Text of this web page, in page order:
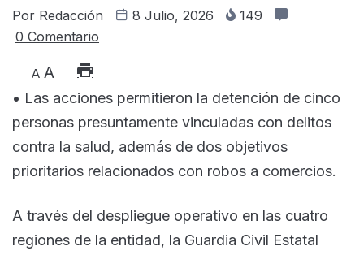
Por Redacción 8 Julio, 2026
149
0 Comentario
A A
• Las acciones permitieron la detención de cinco
personas presuntamente vinculadas con delitos
contra la salud, además de dos objetivos
prioritarios relacionados con robos a comercios.
A través del despliegue operativo en las cuatro
regiones de la entidad, la Guardia Civil Estatal